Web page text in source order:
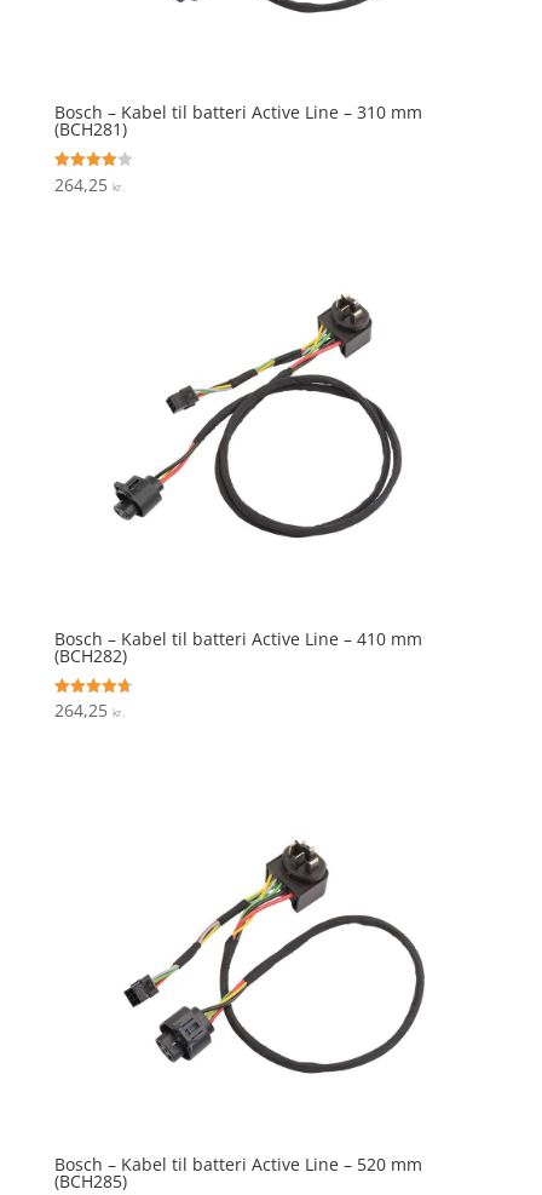
Bosch – Kabel til batteri Active Line – 310 mm
(BCH281)
Vurderet
4264,25 kr.
Bosch – Kabel til batteri Active Line – 410 mm
(BCH282)
Vurderet
4.7
264,25 kr.
Bosch – Kabel til batteri Active Line – 520 mm
(BCH285)